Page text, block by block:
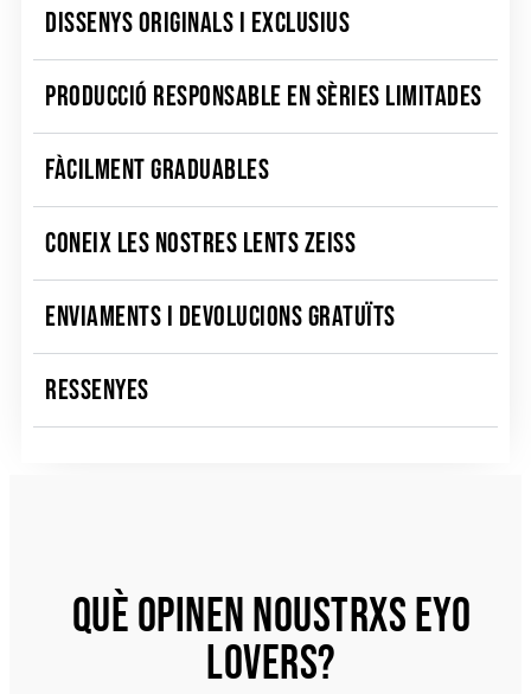
DISSENYS ORIGINALS I EXCLUSIUS
PRODUCCIÓ RESPONSABLE EN SÈRIES LIMITADES
FÀCILMENT GRADUABLES
CONEIX LES NOSTRES LENTS ZEISS
ENVIAMENTS I DEVOLUCIONS GRATUÏTS
RESSENYES
QUÈ OPINEN NOUSTRXS EYO
LOVERS?